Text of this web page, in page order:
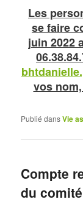
Les
se faire
juin 2022
vos
Publié dansVie
Compte
du